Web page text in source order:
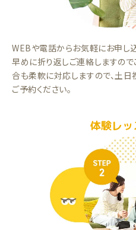
WEBや電話からお気軽にお申し
早めに折り返しご連絡しますの
合も柔軟に対応しますので、土
ご予約ください。
体験レッ